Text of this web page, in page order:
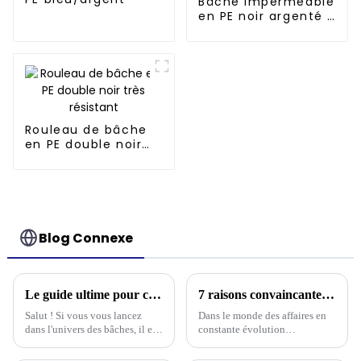
en PE noir argenté :
Rouleau de bâche
en PE double noir
Blog Connexe
Le guide ultime pour choisir la bâche en polyéthylène la mieux adaptée à vos besoins
Salut ! Si vous vous lancez
dans l'univers des bâches, il est
bâche en polyéthylène adaptée
7 raisons convaincantes pour lesquelles le meilleur tissu de bâche est essentiel pour votre entreprise
Dans le monde des affaires en
constante évolution
vraiment pas sous-estimer